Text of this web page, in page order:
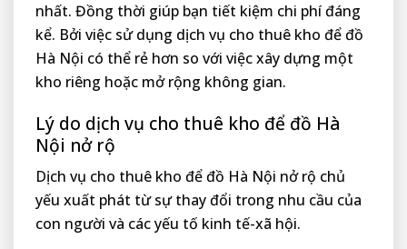
nhất. Đồng thời giúp bạn tiết kiệm chi phí đáng
kể. Bởi việc sử dụng dịch vụ cho thuê kho để đồ
Hà Nội có thể rẻ hơn so với việc xây dựng một
kho riêng hoặc mở rộng không gian.
Lý do dịch vụ cho thuê kho để đồ Hà
Nội nở rộ
Dịch vụ cho thuê kho để đồ Hà Nội nở rộ chủ
yếu xuất phát từ sự thay đổi trong nhu cầu của
con người và các yếu tố kinh tế-xã hội.